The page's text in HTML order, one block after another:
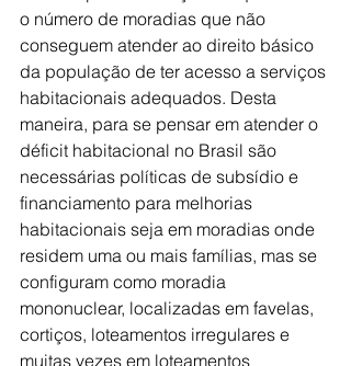
o número de moradias que não
conseguem atender ao direito básico
da população de ter acesso a serviços
habitacionais adequados. Desta
maneira, para se pensar em atender o
déficit habitacional no Brasil são
necessárias políticas de subsídio e
financiamento para melhorias
habitacionais seja em moradias onde
residem uma ou mais famílias, mas se
configuram como moradia
mononuclear, localizadas em favelas,
cortiços, loteamentos irregulares e
muitas vezes em loteamentos